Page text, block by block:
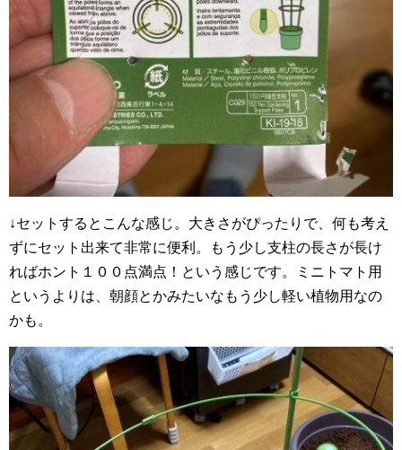
↓セットするとこんな感じ。大きさがぴったりで、何も考え
ずにセット出来て非常に便利。もう少し支柱の長さが長け
ればホント１００点満点！という感じです。ミニトマト用
というよりは、朝顔とかみたいなもう少し軽い植物用なの
かも。